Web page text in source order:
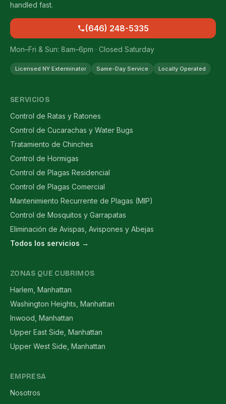
handled fast.
(646) 248-5335
Mon–Fri & Sun: 8am–6pm · Closed Saturday
Licensed NY Exterminator Same-Day Service Locally Operated
SERVICIOS
Control de Ratas y Ratones
Control de Cucarachas y Water Bugs
Tratamiento de Chinches
Control de Hormigas
Control de Plagas Residencial
Control de Plagas Comercial
Mantenimiento Recurrente de Plagas (MIP)
Control de Mosquitos y Garrapatas
Eliminación de Avispas, Avispones y Abejas
Todos los servicios →
ZONAS QUE CUBRIMOS
Harlem, Manhattan
Washington Heights, Manhattan
Inwood, Manhattan
Upper East Side, Manhattan
Upper West Side, Manhattan
EMPRESA
Nosotros